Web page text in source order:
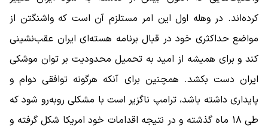
کرده‌اند. در وهله اول این امر مستلزم آن است که واشنگتن از
مواضع حداکثری خود در قبال برنامه هسته‌ای ایران عقب‌نشینی
کند و برای همیشه از امید به تحمیل محدودیت بر توان موشکی
ایران دست بکشد. همچنین برای آنکه هرگونه توافقی دوام و
پایداری داشته باشد، ترامپ ناگزیر است با مشکلی روبه‌رو شود که
طی ۱۸ ماه گذشته و در نتیجه اقدامات خود امریکا شکل گرفته و